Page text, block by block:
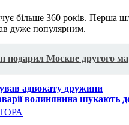
більше 360 років. Перша
дуже популярним.
подарил Москве другого
адвокату дружини
волинянина шукають